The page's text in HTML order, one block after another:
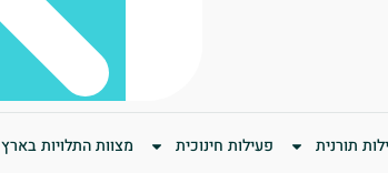
תורנית פעילות חינוכית מצוות התלויות בארץ